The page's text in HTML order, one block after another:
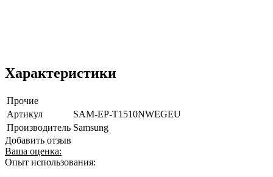
Характеристики
Прочие
Артикул
SAM-EP-T1510NWEGEU
Производитель Samsung
Добавить отзыв
Ваша оценка:
Опыт использования: